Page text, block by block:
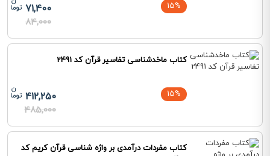
15%
71,400
84,000
کتاب ماخدشناسی تفاسیر قرآن کد 2491
15%
412,250
485,000
کتاب مفردات درآمدی بر واژه شناسی قرآن کریم کد